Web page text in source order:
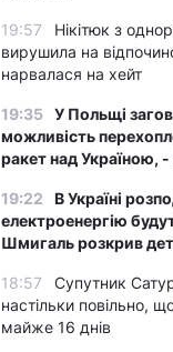
19:57
Нікітюк з
вирушила на
нарвалася на хейт
19:35 У Польщі
можливість
ракет над Україною, -
19:22
В Україні
електроенергію
Шмигаль розкрив
18:57
Супутник
настільки повільно,
майже 16 днів